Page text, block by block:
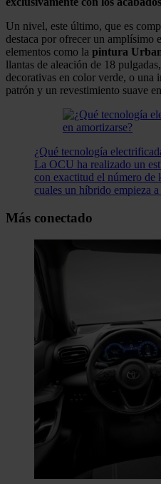
Un nivel, este último, que es
destaca por ofrecer un amplísimo
elementos como la pintura
llantas de aleación de 18
decorativas en color verde, o una
patrón y un revestimiento suave
¿Qué tecnología
La OCU ha realizado un
con exactitud el número de
cuales un híbrido empieza
Más conectado